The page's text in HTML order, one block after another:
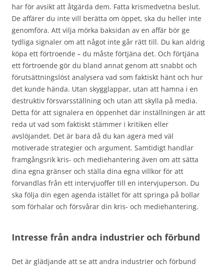
har för avsikt att åtgärda dem. Fatta krismedvetna beslut.
De affärer du inte vill berätta om öppet, ska du heller inte
genomföra. Att vilja mörka baksidan av en affär bör ge
tydliga signaler om att något inte går rätt till. Du kan aldrig
köpa ett förtroende – du måste förtjäna det. Och förtjäna
ett förtroende gör du bland annat genom att snabbt och
förutsättningslöst analysera vad som faktiskt hänt och hur
det kunde hända. Utan skygglappar, utan att hamna i en
destruktiv försvarsställning och utan att skylla på media.
Detta för att signalera en öppenhet där inställningen är att
reda ut vad som faktiskt stämmer i kritiken eller
avslöjandet. Det är bara då du kan agera med väl
motiverade strategier och argument. Samtidigt handlar
framgångsrik kris- och mediehantering även om att sätta
dina egna gränser och ställa dina egna villkor för att
förvandlas från ett intervjuoffer till en intervjuperson. Du
ska följa din egen agenda istället för att springa på bollar
som förhalar och försvårar din kris- och mediehantering.
Intresse från andra industrier och förbund
Det är glädjande att se att andra industrier och förbund